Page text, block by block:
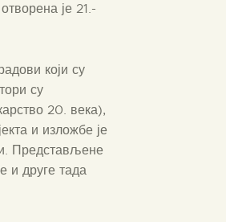
је 21.-
који су
су
20. века),
и изложбе је
Представљене
и друге тада